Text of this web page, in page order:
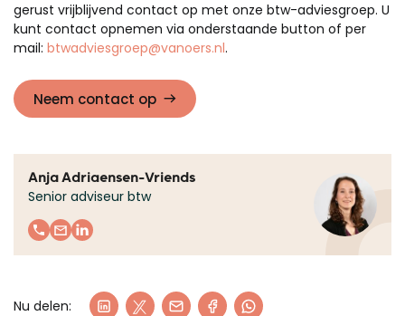
gerust vrijblijvend contact op met onze btw-adviesgroep. U
kunt contact opnemen via onderstaande button of per
mail: btwadviesgroep@vanoers.nl.
Neem contact op
Anja Adriaensen-Vriends
Senior adviseur btw
Nu delen: